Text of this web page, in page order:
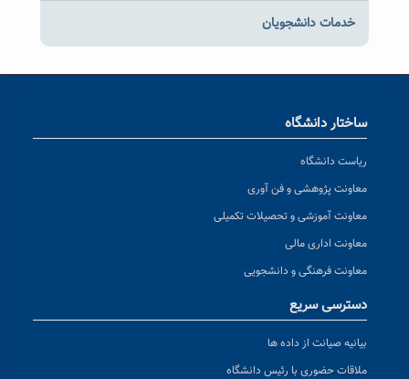
خدمات دانشجویان
ساختار دانشگاه
ریاست دانشگاه
معاونت پژوهشی و فن آوری
معاونت آموزشی و تحصیلات تکمیلی
معاونت اداری مالی
معاونت فرهنگی و دانشجویی
دسترسی سریع
بیانیه صیانت از داده ها
ملاقات حضوری با رئیس دانشگاه